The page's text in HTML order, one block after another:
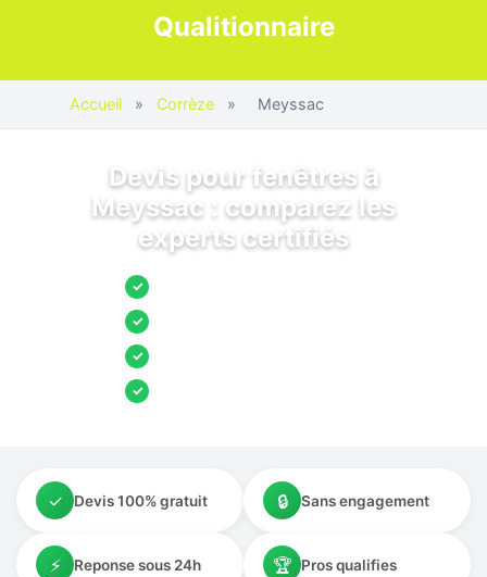
Qualitionnaire
Accueil » Corrèze » Meyssac
Devis pour fenêtres à
Meyssac : comparez les
experts certifiés
✓
✓
✓
✓
✓ Devis 100% gratuit 🔒 Sans engagement
⚡ Reponse sous 24h 🏆 Pros qualifies